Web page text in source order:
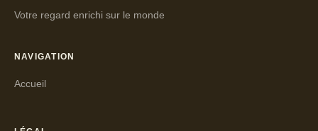
Votre regard enrichi sur le monde
NAVIGATION
Accueil